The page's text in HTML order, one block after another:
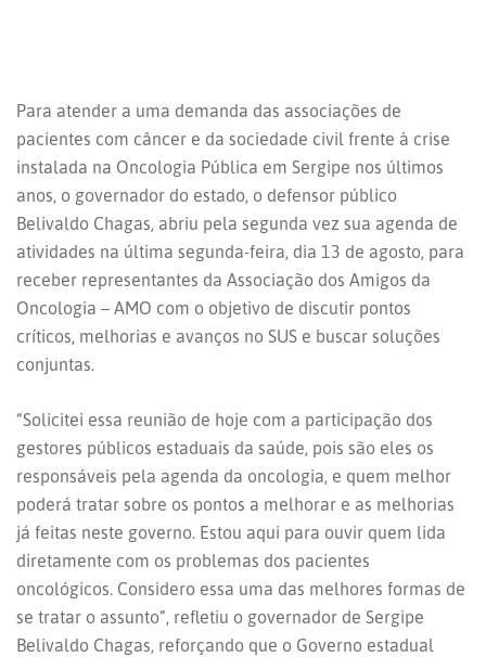
Para atender a uma demanda das associações de
pacientes com câncer e da sociedade civil frente à crise
instalada na Oncologia Pública em Sergipe nos últimos
anos, o governador do estado, o defensor público
Belivaldo Chagas, abriu pela segunda vez sua agenda de
atividades na última segunda-feira, dia 13 de agosto, para
receber representantes da Associação dos Amigos da
Oncologia – AMO com o objetivo de discutir pontos
críticos, melhorias e avanços no SUS e buscar soluções
conjuntas.
“Solicitei essa reunião de hoje com a participação dos
gestores públicos estaduais da saúde, pois são eles os
responsáveis pela agenda da oncologia, e quem melhor
poderá tratar sobre os pontos a melhorar e as melhorias
já feitas neste governo. Estou aqui para ouvir quem lida
diretamente com os problemas dos pacientes
oncológicos. Considero essa uma das melhores formas de
se tratar o assunto”, refletiu o governador de Sergipe
Belivaldo Chagas, reforçando que o Governo estadual